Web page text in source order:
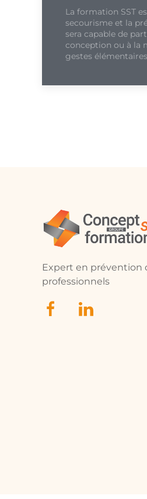
La formation SST
secourisme et la
sera capable de
conception ou à la
gestes
Expert en prévention
professionnels